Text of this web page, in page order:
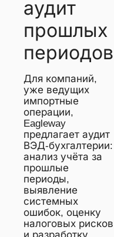
аудит
прошлых
периодов
Для компаний,
уже ведущих
импортные
операции,
Eagleway
предлагает аудит
ВЭД-бухгалтерии:
анализ учёта за
прошлые
периоды,
выявление
системных
ошибок, оценку
налоговых рисков
и разработку